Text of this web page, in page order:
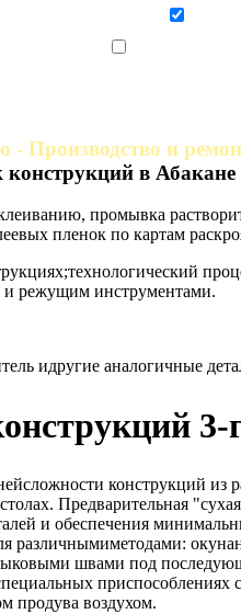
Производство и
в Абакане
промывка
пленок по картам
и режущим инструментами.
идругие аналогичные
3-
конструкций
Предварительная
и обеспечения
различнымиметодами:
швами под
продува воздухом.